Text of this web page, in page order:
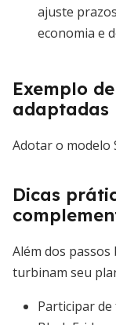
ajuste
economia e
Exemplo
adaptadas
Adotar o modelo
Dicas
Além dos
turbinam seu
Participar